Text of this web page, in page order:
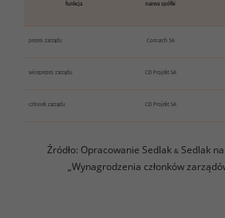
funkcja nazwa spółki
prezes zarządu Comarch SA
wiceprezes zarządu CD Projekt SA
członek zarządu CD Projekt SA
Źródło: Opracowanie Sedlak & Sedlak
„Wynagrodzenia członków